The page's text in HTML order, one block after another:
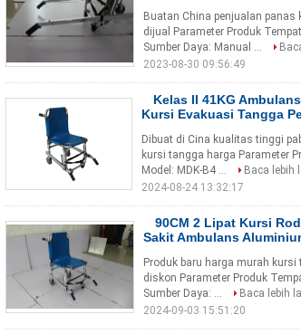
Buatan China penjualan
dijual Parameter Produk
Sumber Daya: Manual ...
2023-08-30 09:56:49
Kelas II 41KG
Kursi Evakuasi Tangga
Dibuat di Cina kualitas tinggi
kursi tangga harga Parameter
Model: MDK-B4 ...
Baca lebih
2024-08-24 13:32:17
90CM 2 Lipat Kursi
Sakit Ambulans
Produk baru harga murah
diskon Parameter Produk
Sumber Daya: ...
Baca lebih
2024-09-03 15:51:20